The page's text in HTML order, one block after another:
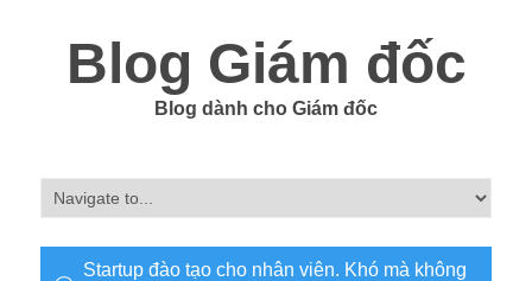
Blog Giám đốc
Blog dành cho Giám đốc
Startup đào tạo cho nhân viên. Khó mà không